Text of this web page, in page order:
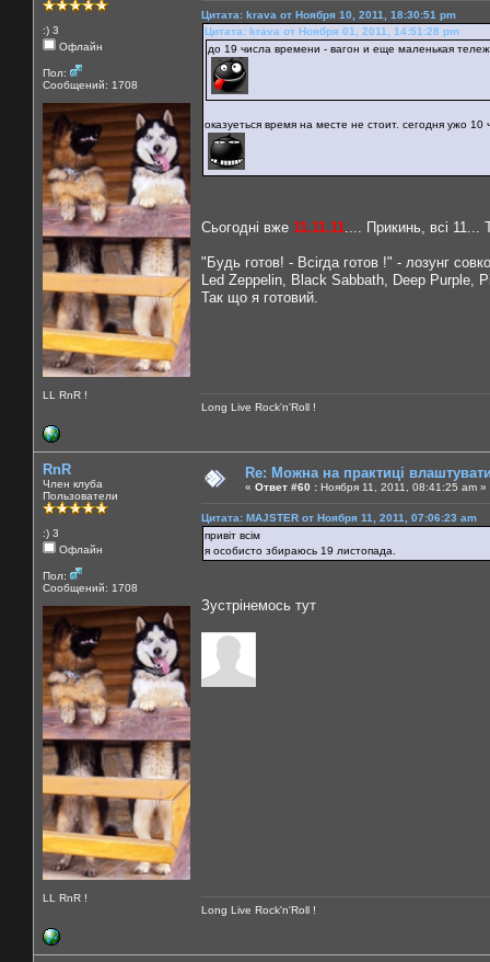
:) 3
Офлайн
Пол:
Сообщений: 1708
LL RnR !
Цитата: krava от Ноября 10, 2011, 18:30:51 pm
Цитата: krava от Ноября 01, 2011, 14:51:28 pm
до 19 числа времени - вагон и еще маленькая
оказуеться время на месте не стоит. сегодня ужо 10
Сьогодні вже 11.11.11 .... Прикинь, всі
"Будь готов! - Всігда готов !" - лозунг
Led Zeppelin, Black Sabbath, Deep Purple,
Так що я готовий.
Long Live Rock'n'Roll !
RnR
Член клуба
Пользователи
:) 3
Офлайн
Пол:
Сообщений: 1708
LL RnR !
Re: Можна на практиці
« Ответ #60 : Ноября 11, 2011, 08:41:25 am »
Цитата: MAJSTER от Ноября 11, 2011, 07:06:23 am
привіт всім
я особисто збираюсь 19 листопада.
Зустрінемось тут
Long Live Rock'n'Roll !